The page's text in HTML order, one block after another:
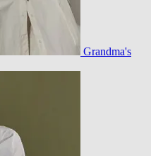
Grandma's